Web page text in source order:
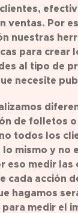
ventas. Por
nuestras
para crear
al tipo de
necesite
de folletos
todos los
lo mismo y no
eso medir las
cada acción
hagamos
medir el